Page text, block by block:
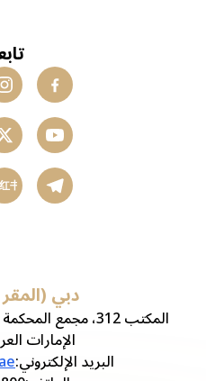
书
دبي
الإمارات
البريد الإلكتروني: